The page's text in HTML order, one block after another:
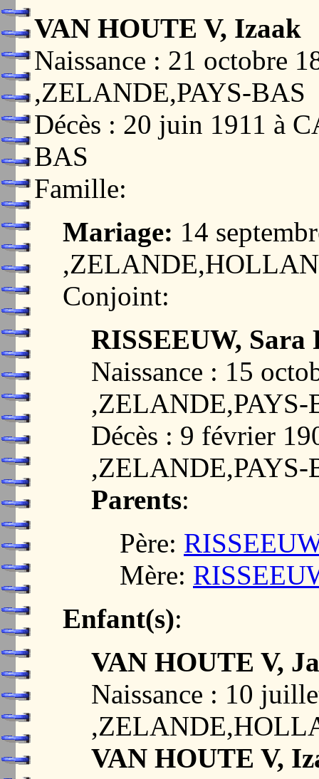
VAN HOUTE V, Izaak
Naissance : 21 octobre
,ZELANDE,PAYS-BAS
Décès : 20 juin 1911 à
BAS
Famille:
Mariage: 14
Conjoint:
RISSEEUW, Sara
Naissance : 15
,ZELANDE,PAYS-
Décès : 9 février
,ZELANDE,PAYS-
Parents:
Père:
Mère:
Enfant(s):
VAN HOUTE V,
Naissance : 10
VAN HOUTE V,